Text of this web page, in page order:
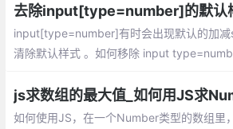
对于NaN或可转成NaN的值返回false。
去除input[type=number]的默认
input[type=number]有时会出现默认的加
清除默认样式 。如何移除 input
如何使用JS，在一个Number类型的数组里